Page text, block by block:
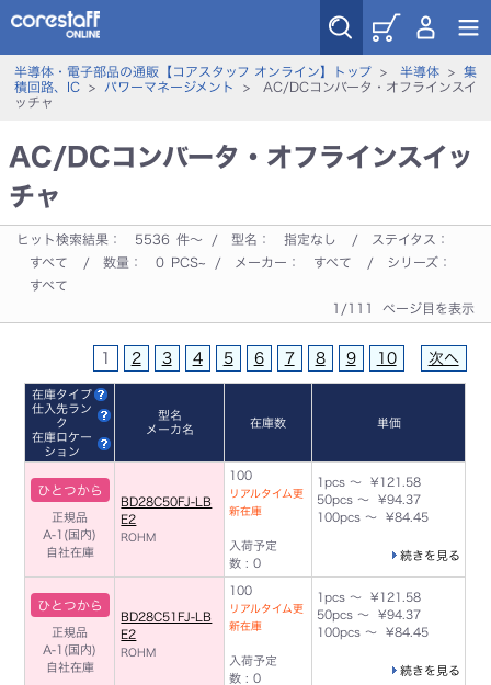
半導体・電子部品の通販【コアスタッフ オンライン】トップ> 半導体> 集
積回路、IC> パワーマネージメント
> AC/DCコンバータ・オフラインスイ
ッチャ
AC/DCコンバータ・オフラインスイッ
チャ
ヒット検索結果： 5536 件～ / 型名： 指定なし
/ ステイタス：
すべて
/ 数量： 0 PCS~ / メーカー： すべて
/ シリーズ：
すべて
1/111 ページ目を表示
1 2 3 4 5 6 7 8 9 10 次へ
在庫タイプ
仕入先ラン
ク
在庫ロケー
ション
型名
メーカ名
在庫数 単価
ひとつから
正規品
A-1(国内)
自社在庫
BD28C50FJ-LB
E2
ROHM
100
リアルタイム更
新在庫
入荷予定
数 : 0
1pcs ～ ¥121.58
50pcs ～ ¥94.37
100pcs ～ ¥84.45
続きを見る
ひとつから
正規品
A-1(国内)
自社在庫
BD28C51FJ-LB
E2
ROHM
100
リアルタイム更
新在庫
入荷予定
数 : 0
1pcs ～ ¥121.58
50pcs ～ ¥94.37
100pcs ～ ¥84.45
続きを見る